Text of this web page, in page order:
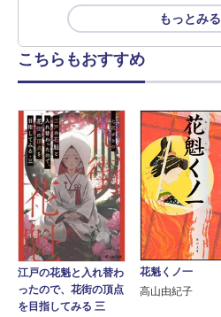
もっとみる
こちらもおすすめ
江戸の花魁と入れ替わ
ったので、花街の頂点
を目指してみる 三
花魁くノ一
高山由紀子